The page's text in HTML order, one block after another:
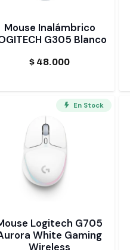
Mouse Inalámbrico
G305 Blanco
$ 48.000
En Stock
Logitech G705
White Gaming
Wireless